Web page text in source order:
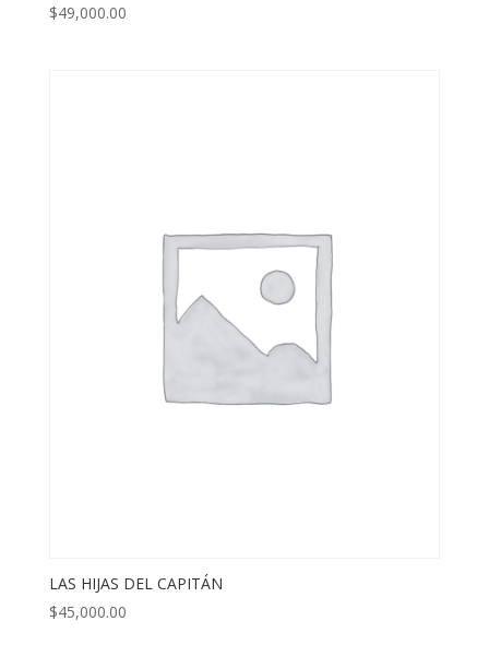
$49,000.00
LAS HIJAS DEL CAPITÁN
$45,000.00